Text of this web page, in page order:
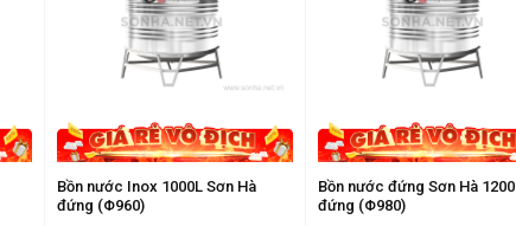
Bồn nước Inox 1000L Sơn Hà
đứng (Φ960)
Bồn nước đứng Sơn Hà
đứng (Φ980)